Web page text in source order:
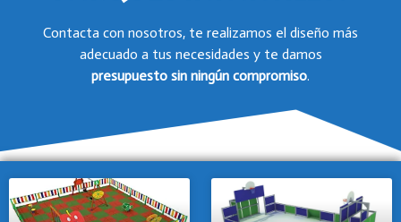
Contacta con nosotros, te realizamos el diseño más
adecuado a tus necesidades y te damos
presupuesto sin ningún compromiso.